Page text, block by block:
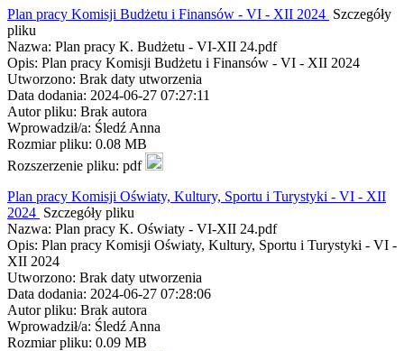
Plan pracy Komisji Budżetu i Finansów - VI - XII 2024 Szczegóły
pliku
Nazwa: Plan pracy K. Budżetu - VI-XII 24.pdf
Opis: Plan pracy Komisji Budżetu i Finansów - VI - XII 2024
Utworzono: Brak daty utworzenia
Data dodania: 2024-06-27 07:27:11
Autor pliku: Brak autora
Wprowadził/a: Śledź Anna
Rozmiar pliku: 0.08 MB
Rozszerzenie pliku: pdf
Plan pracy Komisji Oświaty, Kultury, Sportu i Turystyki - VI - XII
2024 Szczegóły pliku
Nazwa: Plan pracy K. Oświaty - VI-XII 24.pdf
Opis: Plan pracy Komisji Oświaty, Kultury, Sportu i Turystyki - VI -
XII 2024
Utworzono: Brak daty utworzenia
Data dodania: 2024-06-27 07:28:06
Autor pliku: Brak autora
Wprowadził/a: Śledź Anna
Rozmiar pliku: 0.09 MB